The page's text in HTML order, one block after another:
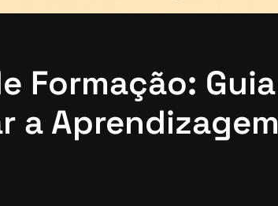
Formação: Guia
a Aprendizagem